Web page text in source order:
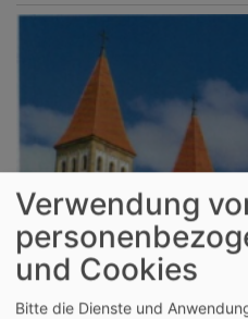
Verwendung
und Cookies
Bitte die Dienste und